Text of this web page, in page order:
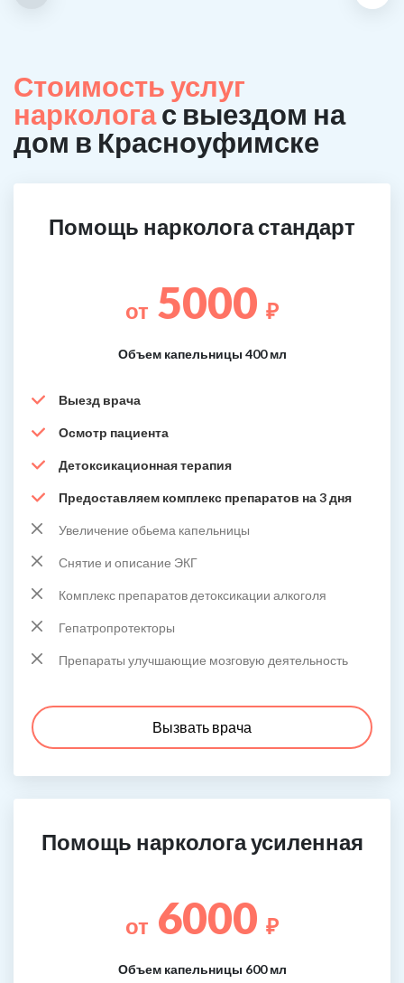
Стоимость услуг
наркологас выездом на
дом в Красноуфимске
Помощь нарколога стандарт
от 5000 ₽
Объем капельницы 400 мл
Выезд врача
Осмотр пациента
Детоксикационная терапия
Предоставляем комплекс препаратов на 3 дня
Увеличение обьема капельницы
Снятие и описание ЭКГ
Комплекс препаратов детоксикации алкоголя
Гепатропротекторы
Препараты улучшающие мозговую деятельность
Вызвать врача
Помощь нарколога усиленная
от 6000 ₽
Объем капельницы 600 мл